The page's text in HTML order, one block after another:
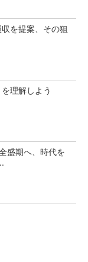
を提案、その狙
理解しよう
盛期へ、時代を